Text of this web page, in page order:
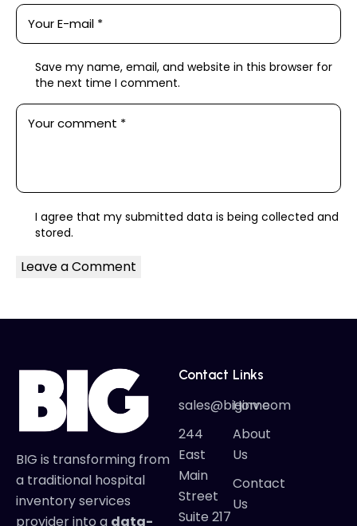
Save my name, email, and website in this browser for
the next time I comment.
I agree that my submitted data is being collected and
stored.
BIG is transforming from
a traditional hospital
inventory services
provider into a data-
Contact
sales@biginv.com
244
East
Main
Street
Suite 217
Links
Home
About
Us
Contact
Us